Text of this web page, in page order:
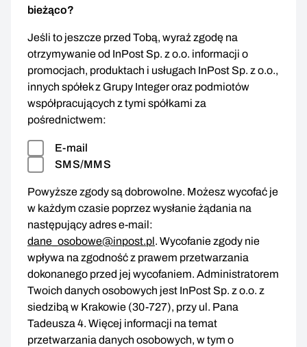
bieżąco?
Jeśli to jeszcze przed Tobą, wyraź zgodę na
otrzymywanie od InPost Sp. z o.o. informacji o
promocjach, produktach i usługach InPost Sp. z o.o.,
innych spółek z Grupy Integer oraz podmiotów
współpracujących z tymi spółkami za
pośrednictwem:
E-mail
SMS/MMS
Powyższe zgody są dobrowolne. Możesz wycofać je
w każdym czasie poprzez wysłanie żądania na
następujący adres e-mail:
dane_osobowe@inpost.pl. Wycofanie zgody nie
wpływa na zgodność z prawem przetwarzania
dokonanego przed jej wycofaniem. Administratorem
Twoich danych osobowych jest InPost Sp. z o.o. z
siedzibą w Krakowie (30-727), przy ul. Pana
Tadeusza 4. Więcej informacji na temat
przetwarzania danych osobowych, w tym o